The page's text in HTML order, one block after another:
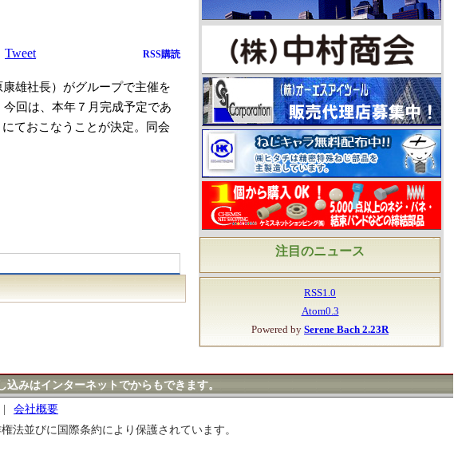
Tweet RSS購読
雄社長）がグループで主催を
回は、本年７月完成予定であ
ておこなうことが決定。同会
注目のニュース
RSS1.0
Atom0.3
Powered by Serene Bach 2.23R
みはインターネットでからもできます。
|
会社概要
法並びに国際条約により保護されています。